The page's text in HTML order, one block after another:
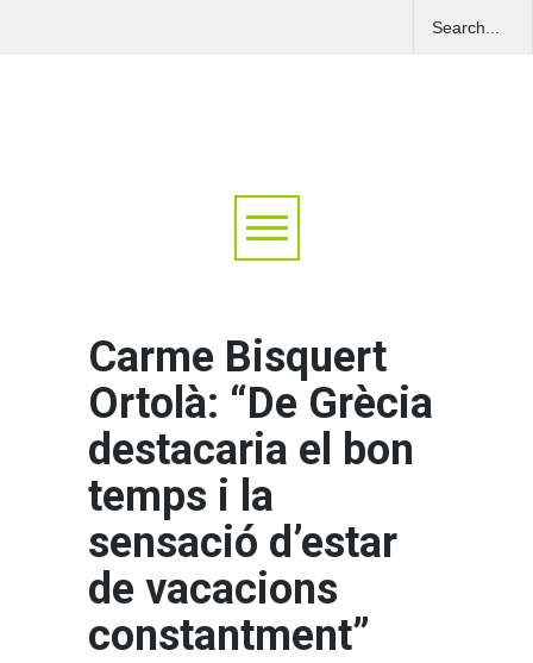
Carme Bisquert
Ortolà: “De Grècia
destacaria el bon
temps i la
sensació d’estar
de vacacions
constantment”